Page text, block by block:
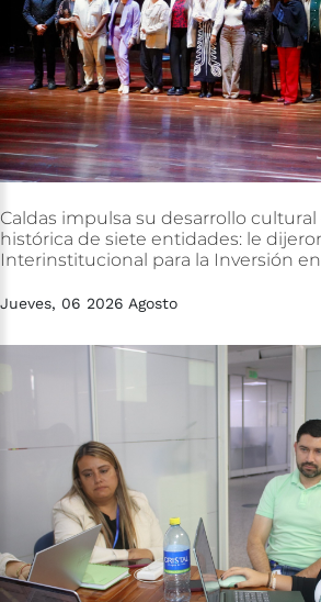
Caldas impulsa su desarrollo cultural
histórica de siete entidades: le
Interinstitucional para la Inversión en
Jueves, 06 2026 Agosto